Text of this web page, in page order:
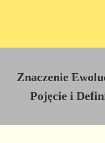
Znaczenie
Pojęcie i